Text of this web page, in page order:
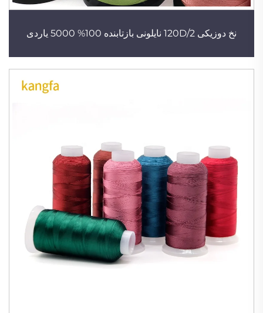
نخ دوزیکی 120D/2 نایلونی بازتابنده 100% 5000 یاردی